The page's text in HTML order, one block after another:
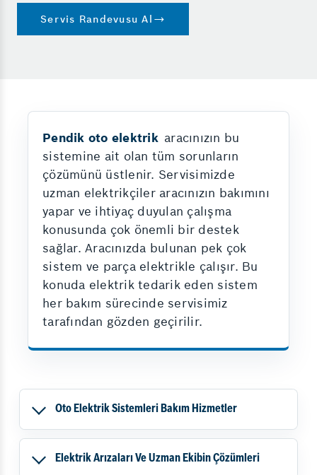
Servis Randevusu Al
Pendik oto elektrik aracınızın bu
sistemine ait olan tüm sorunların
çözümünü üstlenir. Servisimizde
uzman elektrikçiler aracınızın bakımını
yapar ve ihtiyaç duyulan çalışma
konusunda çok önemli bir destek
sağlar. Aracınızda bulunan pek çok
sistem ve parça elektrikle çalışır. Bu
konuda elektrik tedarik eden sistem
her bakım sürecinde servisimiz
tarafından gözden geçirilir.
Oto Elektrik Sistemleri Bakım Hizmetler
Elektrik Arızaları Ve Uzman Ekibin Çözümleri